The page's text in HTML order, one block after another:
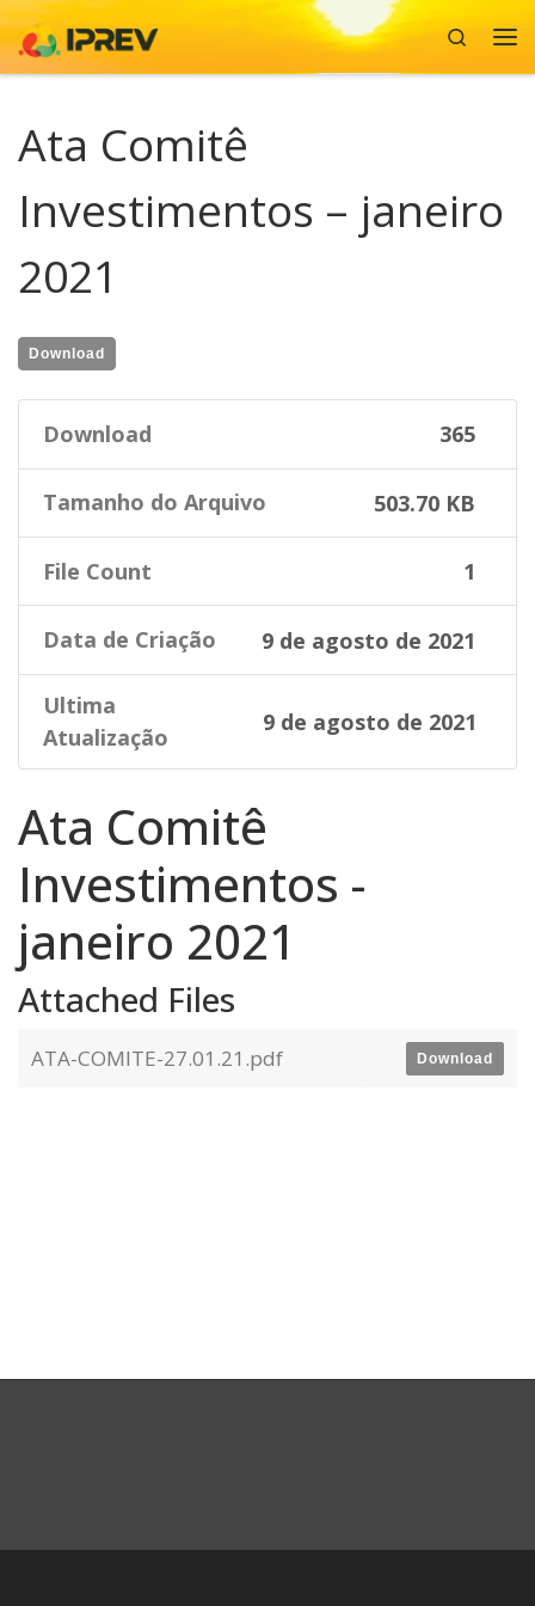
Skip to content
Search
Ata Comitê
Investimentos – janeiro
2021
Download
Download 365
Tamanho do Arquivo 503.70 KB
File Count 1
Data de Criação 9 de agosto de 2021
Ultima
Atualização
9 de agosto de 2021
Ata Comitê
Investimentos -
janeiro 2021
Attached Files
ATA-COMITE-27.01.21.pdf Download